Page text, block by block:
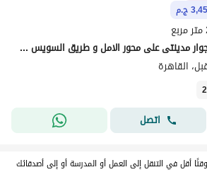
ج.م
فيلا استاندالون 3 أدوار بجوار مدينتى على محور الامل و طريق السويس للبيع بخصم كبير كومبوند بتر فلاى موقع مميز مدينة المستقبل بالقرب من سراي و ات ايست
القاهرة
اتصل
أقل في التنقل إلى العمل أو المدرسة أو إلى أصدقائك